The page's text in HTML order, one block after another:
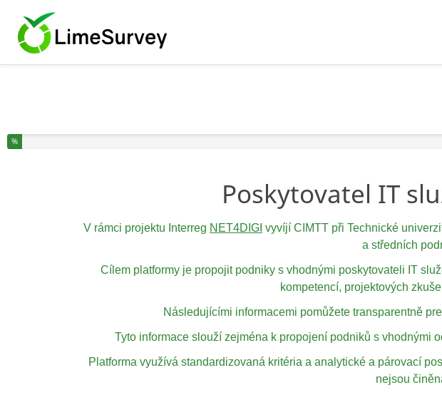
Dokončili jste % tohoto průzkumu.
%
Poskytovatel IT
V rámci projektu Interreg NET4DIGI vyvíjí CIMTT při Technické
a středních
Cílem platformy je propojit podniky s vhodnými poskytovateli IT
kompetencí, projektových
Následujícími informacemi pomůžete transparentně
Tyto informace slouží zejména k propojení podniků s vhodnými
Platforma využívá standardizovaná kritéria a analytické a párovací
nejsou